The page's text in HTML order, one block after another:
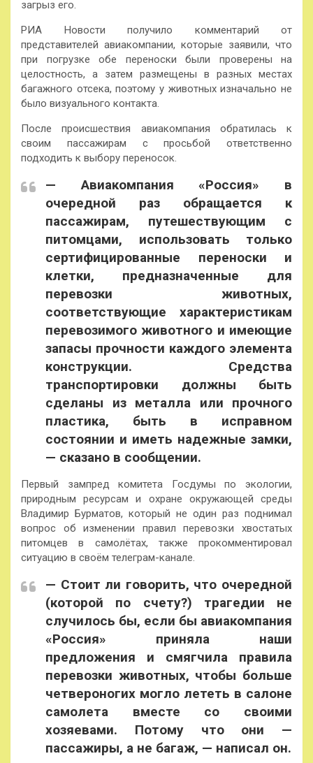
загрыз его.
РИА Новости получило комментарий от
представителей авиакомпании, которые заявили, что
при погрузке обе переноски были проверены на
целостность, а затем размещены в разных местах
багажного отсека, поэтому у животных изначально не
было визуального контакта.
После происшествия авиакомпания обратилась к
своим пассажирам с просьбой ответственно
подходить к выбору переносок.
— Авиакомпания «Россия» в
очередной раз обращается к
пассажирам, путешествующим с
питомцами, использовать только
сертифицированные переноски и
клетки, предназначенные для
перевозки животных,
соответствующие характеристикам
перевозимого животного и имеющие
запасы прочности каждого элемента
конструкции. Средства
транспортировки должны быть
сделаны из металла или прочного
пластика, быть в исправном
состоянии и иметь надежные замки,
— сказано в сообщении.
Первый зампред комитета Госдумы по экологии,
природным ресурсам и охране окружающей среды
Владимир Бурматов, который не один раз поднимал
вопрос об изменении правил перевозки хвостатых
питомцев в самолётах, также прокомментировал
ситуацию в своём телеграм-канале.
— Стоит ли говорить, что очередной
(которой по счету?) трагедии не
случилось бы, если бы авиакомпания
«Россия» приняла наши
предложения и смягчила правила
перевозки животных, чтобы больше
четвероногих могло лететь в салоне
самолета вместе со своими
хозяевами. Потому что они —
пассажиры, а не багаж, — написал он.